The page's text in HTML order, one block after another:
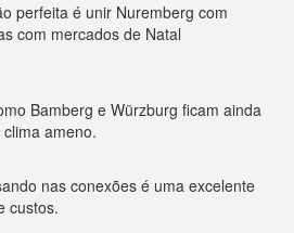
perfeita é unir Nuremberg com
com mercados de Natal
Bamberg e Würzburg ficam ainda
ameno.
nas conexões é uma excelente
custos.